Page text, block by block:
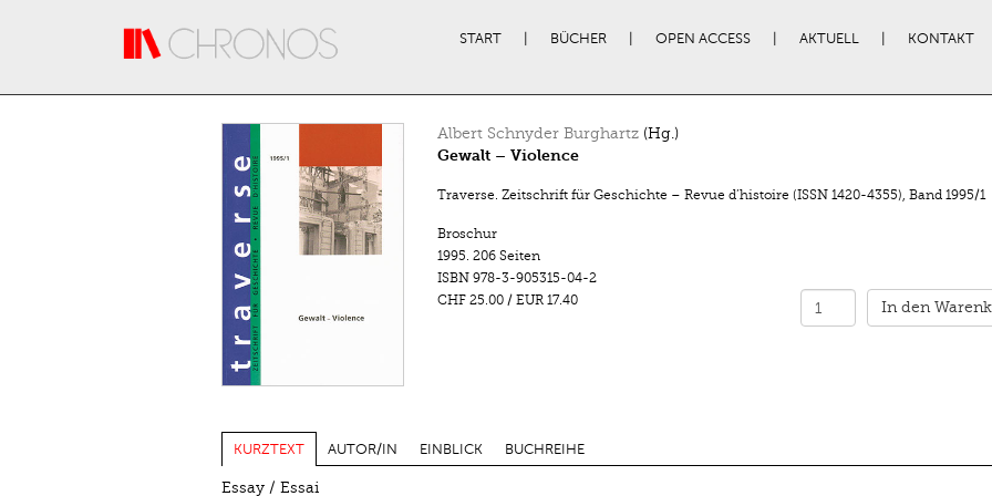
START BÜCHER OPEN ACCESS AKTUELL KONTAKT
Albert Schnyder Burghartz(Hg.)
Gewalt – Violence
Traverse. Zeitschrift für Geschichte – Revue d’histoire (ISSN 1420-4355), Band 1995/1
Broschur
1995. 206 Seiten
ISBN 978-3-905315-04-2
CHF 25.00/ EUR 17.40 In den
KURZTEXT AUTOR/IN EINBLICK BUCHREIHE
Essay / Essai